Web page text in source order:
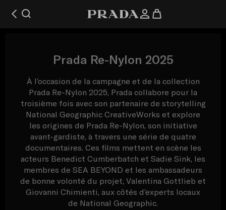
Prada Re-Nylon 2025
À l’occasion de la campagne et de la collection
Prada Re-Nylon 2025, Prada collabore pour la
troisième fois avec son partenaire de storytelling
National Geographic CreativeWorks et explore
les origines de Prada Re-Nylon, son initiative
avant-gardiste, à travers une série de quatre
documentaires. Ces films mettent en scène les
acteurs Benedict Cumberbatch et Sadie Sink, les
membres de SEA BEYOND et les ambassadeurs
de bonne volonté du projet, Valentina Gottlieb et
Giovanni Chimienti, aux côtés d’experts locaux
de National Geographic.